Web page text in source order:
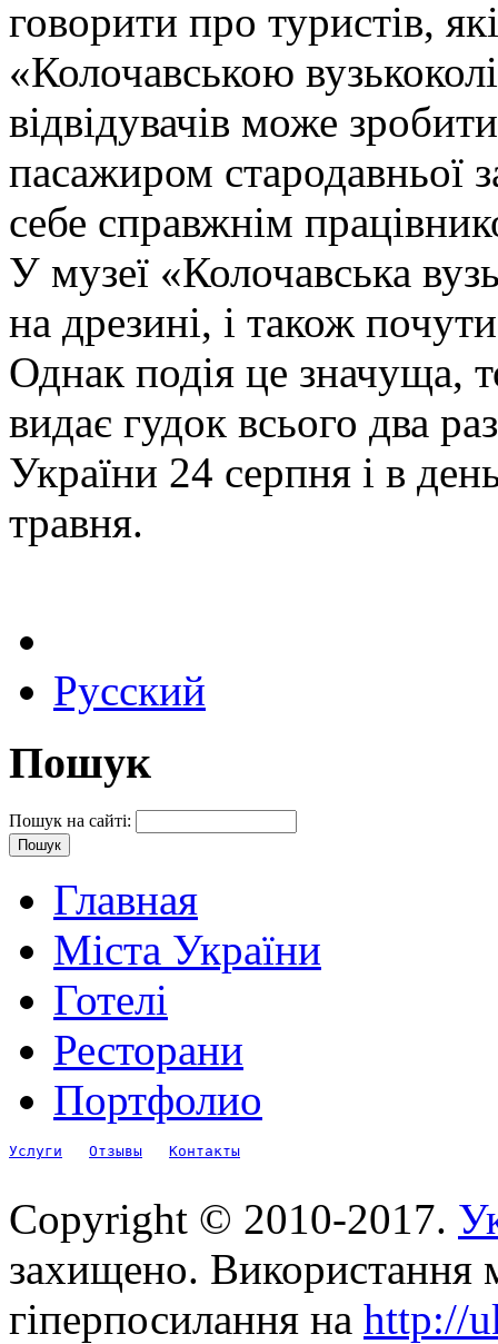
говорити про туристів,
«Колочавською
відвідувачів може
пасажиром стародавньої
себе справжнім
У музеї «Колочавська
на дрезині, і також
Однак подія це значуща,
видає гудок всього два
України 24 серпня і в
травня.
Русский
Пошук
Пошук на сайті:
Главная
Міста України
Готелі
Ресторани
Портфолио
Услуги Отзывы Контакты
Copyright © 2010-2017.
захищено. Використання
гіперпосилання на http://